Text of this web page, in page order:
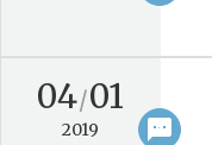
sms
04/01
2019 keyboard_arrow_right